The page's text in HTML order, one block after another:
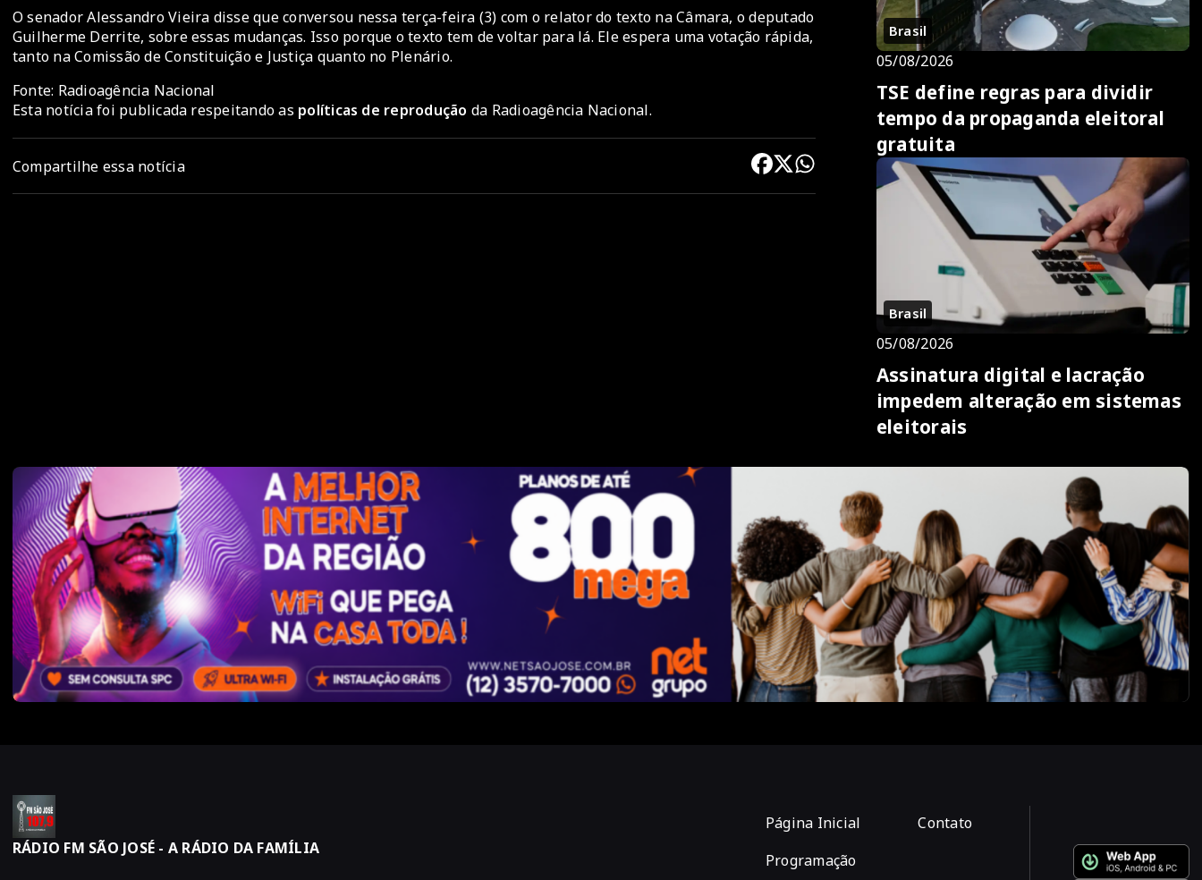
O senador Alessandro Vieira disse que conversou nessa terça-feira (3) com o relator do texto na Câmara, o deputado
Guilherme Derrite, sobre essas mudanças. Isso porque o texto tem de voltar para lá. Ele espera uma votação rápida,
tanto na Comissão de Constituição e Justiça quanto no Plenário.
Fonte: Radioagência Nacional
Esta notícia foi publicada respeitando as políticas de reprodução da Radioagência Nacional.
Compartilhe essa notícia
Brasil
05/08/2026
TSE define regras para dividir
tempo da propaganda eleitoral
gratuita
Brasil
05/08/2026
Assinatura digital e lacração
impedem alteração em sistemas
eleitorais
RÁDIO FM SÃO JOSÉ - A RÁDIO DA FAMÍLIA
Página Inicial
Programação
Contato